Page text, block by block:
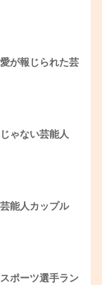
が報じられた芸
ゃない芸能人
能人カップル
ポーツ選手ラン